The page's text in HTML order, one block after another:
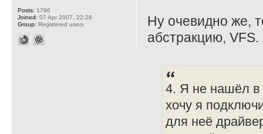
Ну очевидно же,
абстракцию,
4. Я не нашёл в
хочу я
для неё
Posts: 1786
Joined: 07 Apr 2007, 22:28
Group: Registered users